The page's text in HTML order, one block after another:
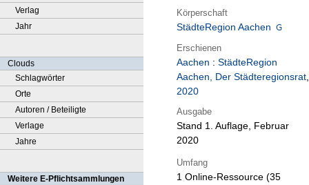
Verlag
Jahr
Clouds
Schlagwörter
Orte
Autoren / Beteiligte
Verlage
Jahre
Weitere E-Pflichtsammlungen
Körperschaft
StädteRegion Aachen
Erschienen
Aachen : StädteRegion
Aachen, Der Städteregionsrat,
2020
Ausgabe
Stand 1. Auflage, Februar
2020
Umfang
1 Online-Ressource (35